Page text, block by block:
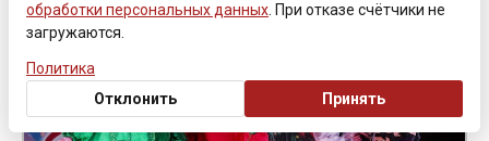
обработки персональных данных . При отказе счётчики не
загружаются.
Политика
Отклонить
Принять